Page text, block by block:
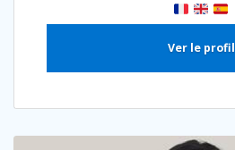
Ver le profil